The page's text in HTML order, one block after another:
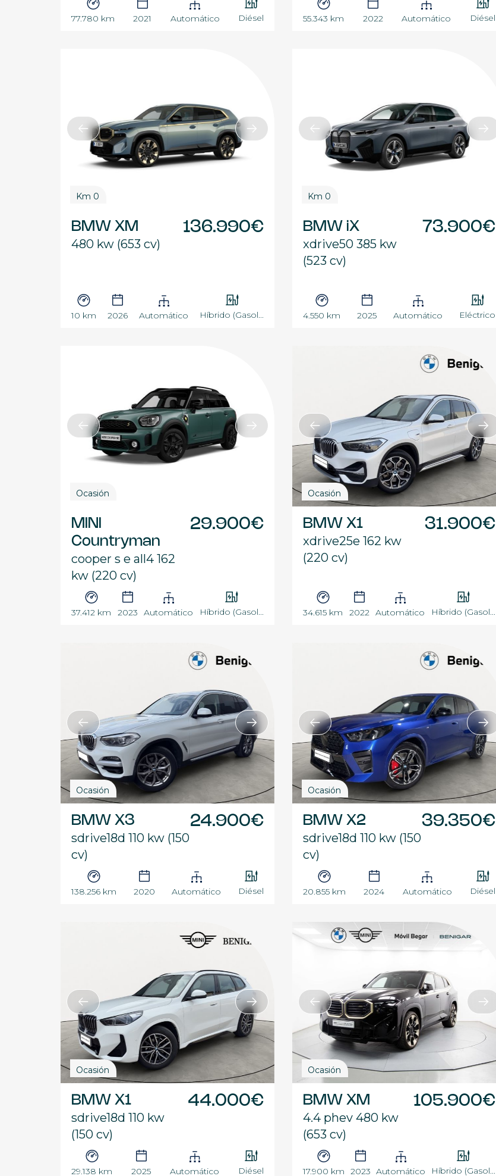
77.780 km 2021 Automático Diésel 55.343 km 2022 Automático Diésel
Km 0
BMW XM
480 kw (653 cv)
136.990€
10 km 2026 Automático Híbrido (Gasol...
Km 0
BMW iX
xdrive50 385 kw
(523 cv)
73.900€
4.550 km 2025 Automático Eléctrico
Ocasión
MINI
Countryman
cooper s e all4 162
kw (220 cv)
29.900€
37.412 km 2023 Automático Híbrido (Gasol...
Ocasión
BMW X1
xdrive25e 162 kw
(220 cv)
31.900€
34.615 km 2022 Automático Híbrido (Gasol...
Ocasión
BMW X3
sdrive18d 110 kw (150
cv)
24.900€
138.256 km 2020 Automático Diésel
Ocasión
BMW X2
sdrive18d 110 kw (150
cv)
39.350€
20.855 km 2024 Automático Diésel
Ocasión
BMW X1
sdrive18d 110 kw
(150 cv)
44.000€
29.138 km 2025 Automático Diésel
Ocasión
BMW XM
4.4 phev 480 kw
(653 cv)
105.900€
17.900 km 2023 Automático Híbrido (Gasol...